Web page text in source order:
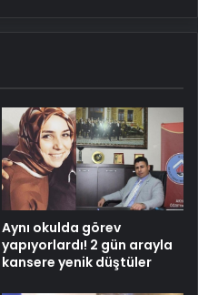
Aynı okulda görev
yapıyorlardı! 2 gün arayla
kansere yenik düştüler